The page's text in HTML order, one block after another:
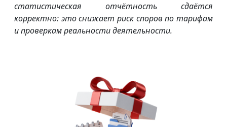
статистическая отчётность сдаётся
корректно: это снижает риск споров по тарифам
и проверкам реальности деятельности.